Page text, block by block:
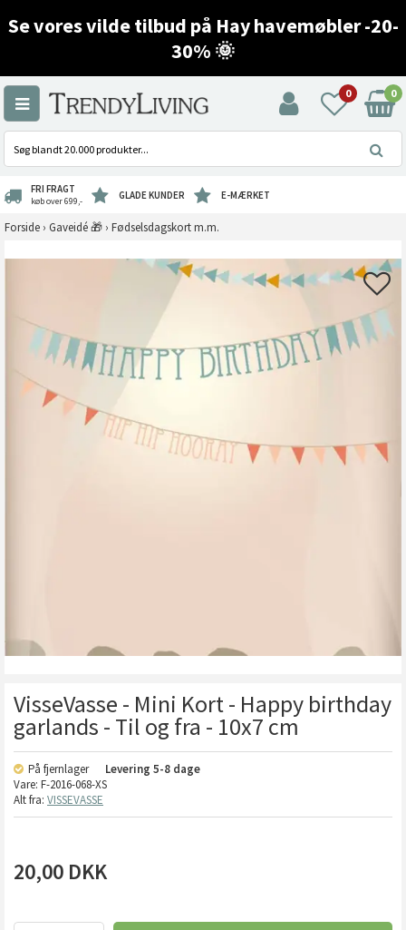
Se vores vilde tilbud på Hay havemøbler -20-
30% 🌞
0 0
FRI FRAGT
køb over 699,- GLADE KUNDER E-MÆRKET
Forside › Gaveidé 🎁 › Fødselsdagskort m.m.
VisseVasse - Mini Kort - Happy birthday
garlands - Til og fra - 10x7 cm
På fjernlager Levering 5-8 dage
Vare: F-2016-068-XS
Alt fra: VISSEVASSE
20,00 DKK